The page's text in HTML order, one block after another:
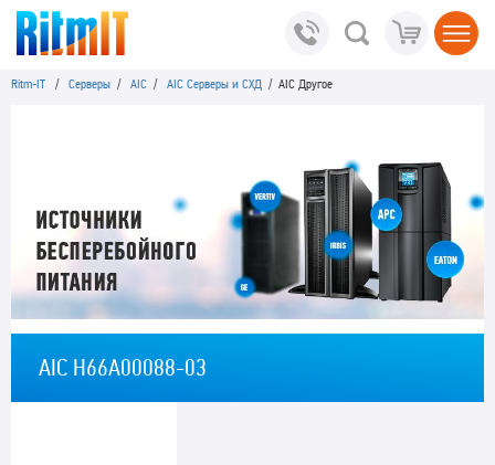
Ritm-IT / Серверы / AIC / AIC Серверы и СХД / AIC Другое
AIC H66A00088-03